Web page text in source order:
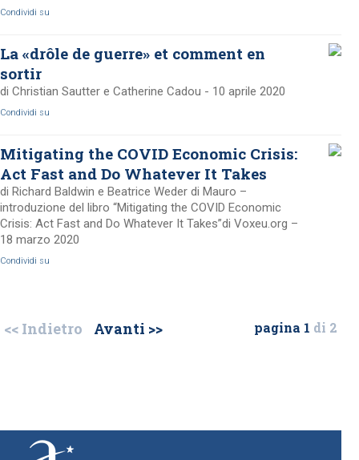
Condividi su
La «drôle de guerre» et comment en
sortir
di Christian Sautter e Catherine Cadou - 10 aprile 2020
Condividi su
Mitigating the COVID Economic Crisis:
Act Fast and Do Whatever It Takes
di Richard Baldwin e Beatrice Weder di Mauro –
introduzione del libro “Mitigating the COVID Economic
Crisis: Act Fast and Do Whatever It Takes”di Voxeu.org –
18 marzo 2020
Condividi su
<< Indietro Avanti >> pagina 1 di 2